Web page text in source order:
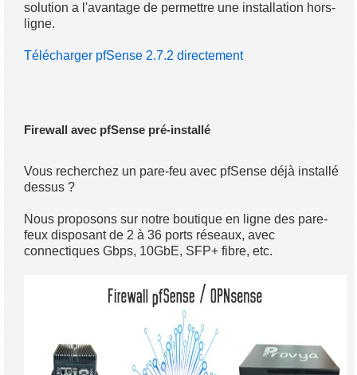
solution a l'avantage de permettre une installation hors-
ligne.
Télécharger pfSense 2.7.2 directement
Firewall avec pfSense pré-installé
Vous recherchez un pare-feu avec pfSense déjà installé
dessus ?
Nous proposons sur notre boutique en ligne des pare-
feux disposant de 2 à 36 ports réseaux, avec
connectiques Gbps, 10GbE, SFP+ fibre, etc.